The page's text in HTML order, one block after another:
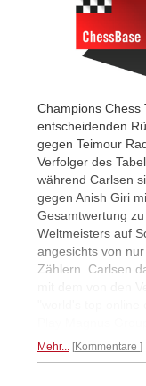
Champions Chess
entscheidenden
gegen Teimour
Verfolger des
während Carlsen
gegen Anish Giri
Gesamtwertung
Weltmeisters auf
angesichts von
Zählern. Carlsen
Mehr... Kommentare